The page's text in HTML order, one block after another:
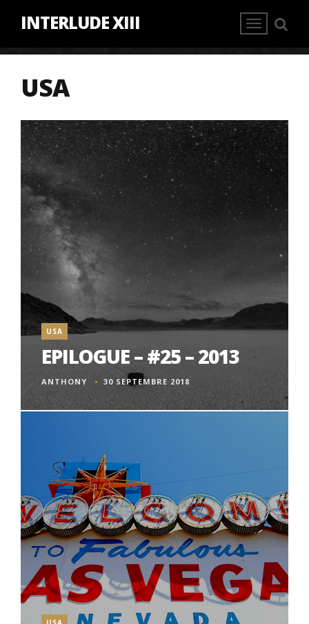
INTERLUDE XIII
USA
USA
EPILOGUE – #25 – 2013
ANTHONY 30 SEPTEMBRE 2018